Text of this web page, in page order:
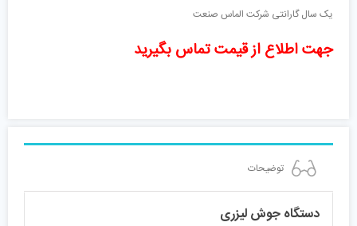
یک سال گارانتی شرکت الماس صنعت
جهت اطلاع از قیمت تماس بگیرید
توضیحات
دستگاه جوش لیزری